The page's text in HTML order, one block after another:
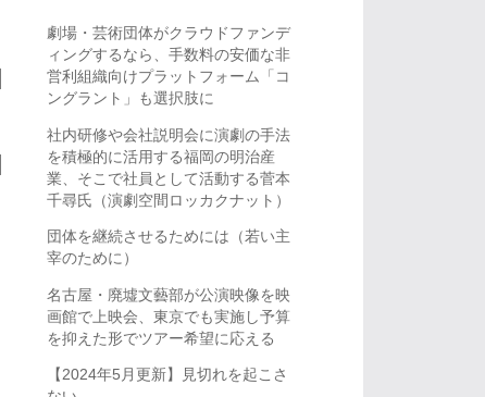
劇場・芸術団体がクラウドファンデ
ィングするなら、手数料の安価な非
営利組織向けプラットフォーム「コ
ングラント」も選択肢に
社内研修や会社説明会に演劇の手法
を積極的に活用する福岡の明治産
業、そこで社員として活動する菅本
千尋氏（演劇空間ロッカクナット）
団体を継続させるためには（若い主
宰のために）
名古屋・廃墟文藝部が公演映像を映
画館で上映会、東京でも実施し予算
を抑えた形でツアー希望に応える
【2024年5月更新】見切れを起こさ